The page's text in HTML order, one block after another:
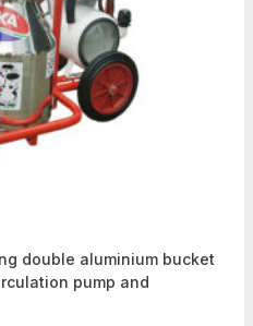
double aluminium bucket
pump and